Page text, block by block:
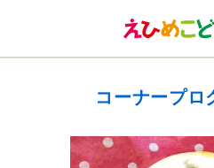
コーナープロ